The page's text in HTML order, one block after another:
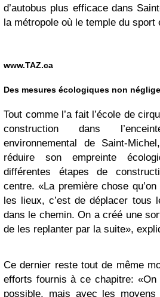
d’autobus plus efficace dans
la métropole où le temple du
www.TAZ.ca
Des mesures écologiques non
Tout comme l’a fait l’école de
construction dans
environnemental de Saint-
réduire son empreinte
différentes étapes de
centre. «La première chose
les lieux, c’est de déplacer tous
dans le chemin. On a créé une
de les replanter par la suite»,
Ce dernier reste tout de même
efforts fournis à ce chapitre:
possible, mais avec les moyens